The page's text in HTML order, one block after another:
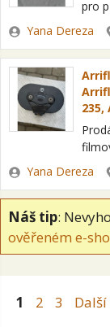
pro
pro
Zadavatel
Yana Dereza
235,
Arri
Zadavatel
Yana Dereza
Náš tip:
ověřeném e-
Stránka
1 Stránka
2 Stránka
3 Další